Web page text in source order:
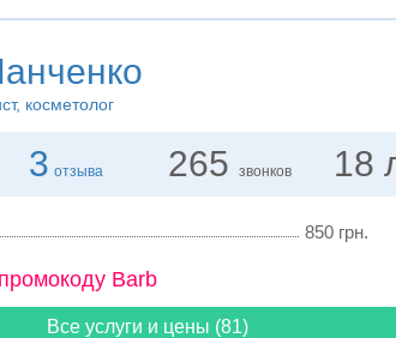
косметолог
3 отзыва 265 звонков 18
850 грн.
Barb
Все услуги и цены (81)